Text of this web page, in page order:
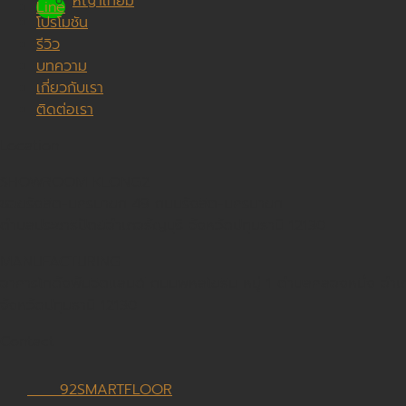
Line
โปรโมชัน
รีวิว
บทความ
เกี่ยวกับเรา
ติดต่อเรา
92SMARTFLOOR